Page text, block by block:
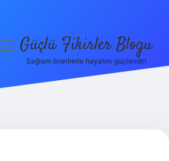
menüyüGüçlü Fikirler Blogu
Sağlam önerilerle hayatını güçlendir!